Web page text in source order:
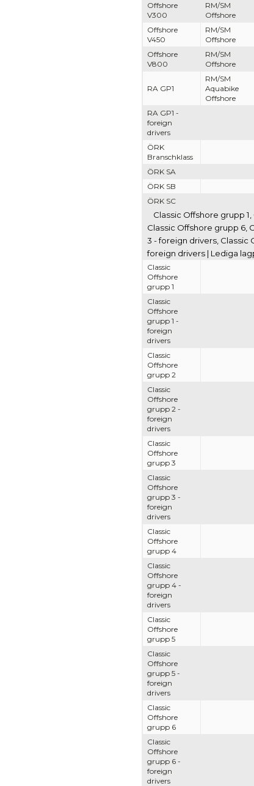
Offshore
V300
RM/SM
Offshore
Offshore
V450
RM/SM
Offshore
Offshore
V800
RM/SM
Offshore
RA GP1
RM/SM
Aquabike
Offshore
RA GP1 -
foreign
drivers
ÖRK
Branschklass
ÖRK SA
ÖRK SB
ÖRK SC
Classic Offshore grupp
Classic Offshore grupp 6,
3 - foreign drivers, Classic
foreign drivers | Lediga
Classic
Offshore
grupp 1
Classic
Offshore
grupp 1 -
foreign
drivers
Classic
Offshore
grupp 2
Classic
Offshore
grupp 2 -
foreign
drivers
Classic
Offshore
grupp 3
Classic
Offshore
grupp 3 -
foreign
drivers
Classic
Offshore
grupp 4
Classic
Offshore
grupp 4 -
foreign
drivers
Classic
Offshore
grupp 5
Classic
Offshore
grupp 5 -
foreign
drivers
Classic
Offshore
grupp 6
Classic
Offshore
grupp 6 -
foreign
drivers